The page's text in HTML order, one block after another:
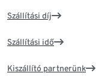
Szállítási díj
Szállítási idő
Kiszállító partnerünk